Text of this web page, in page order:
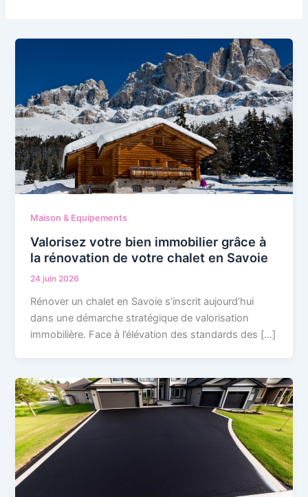
Maison & Equipements
Valorisez votre bien immobilier grâce à
la rénovation de votre chalet en Savoie
24 juin 2026
Rénover un chalet en Savoie s’inscrit aujourd’hui
dans une démarche stratégique de valorisation
immobilière. Face à l’élévation des standards des […]